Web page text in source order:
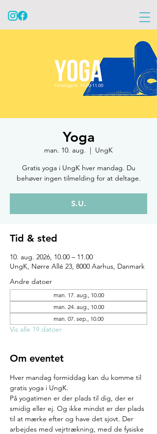
Yoga
man. 10. aug.
  |
UngK
Gratis yoga i UngK hver mandag. Du
behøver ingen tilmelding for at deltage.
S.U.
Tid & sted
10. aug. 2026, 10.00 – 11.00
UngK, Nørre Allé 23, 8000 Aarhus, Danmark
Andre datoer
man. 17. aug., 10.00
man. 24. aug., 10.00
man. 07. sep., 10.00
Vis alle 19 datoer
Om eventet
Hver mandag formiddag kan du komme til
gratis yoga i UngK.
På yogatimen er der plads til dig, der er
smidig eller ej. Og ikke mindst er der plads
til at mærke efter og have det sjovt. Der
arbejdes med vejrtrækning, med de fysiske